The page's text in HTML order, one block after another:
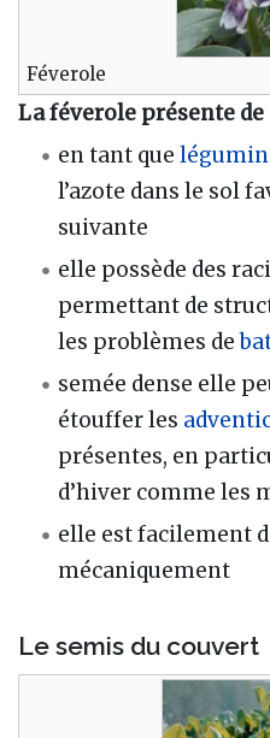
Féverole
La féverole présente
en tant que
l’azote dans le sol
suivante
elle possède des
permettant de
les problèmes de
semée dense elle
étouffer les
présentes, en
d’hiver comme les
elle est facilement
mécaniquement
Le semis du couvert